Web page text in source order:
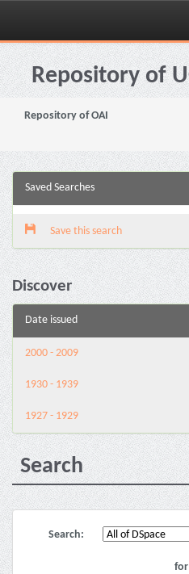
Skip
navigationRepository of
Repository of OAI
Saved Searches
Save this search
Discover
Date issued
2000 - 2009
1930 - 1939
1927 - 1929
Search
Search:
for